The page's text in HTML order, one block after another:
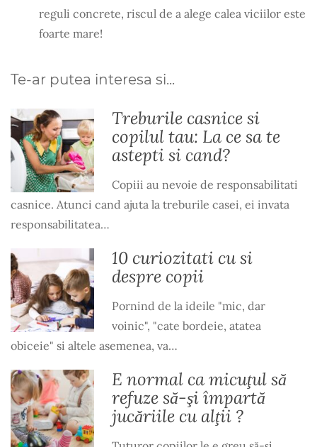
reguli concrete, riscul de a alege calea viciilor este
foarte mare!
Te-ar putea interesa si...
Treburile casnice si
copilul tau: La ce sa te
astepti si cand?
Copiii au nevoie de responsabilitati
casnice. Atunci cand ajuta la treburile casei, ei invata
responsabilitatea…
10 curiozitati cu si
despre copii
Pornind de la ideile "mic, dar
voinic", "cate bordeie, atatea
obiceie" si altele asemenea, va…
E normal ca micuţul să
refuze să-şi împartă
jucăriile cu alţii ?